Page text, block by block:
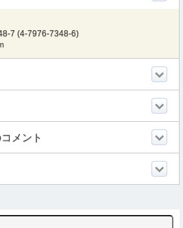
7 (4-7976-7348-6)
メント